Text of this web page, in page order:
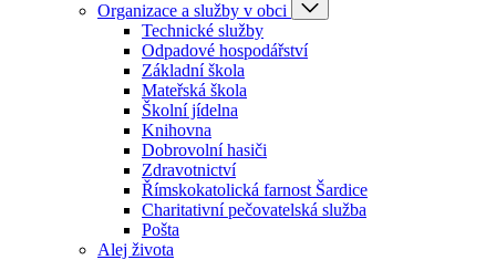
Organizace a služby v obci
Technické služby
Odpadové hospodářství
Základní škola
Mateřská škola
Školní jídelna
Knihovna
Dobrovolní hasiči
Zdravotnictví
Římskokatolická farnost Šardice
Charitativní pečovatelská služba
Pošta
Alej života